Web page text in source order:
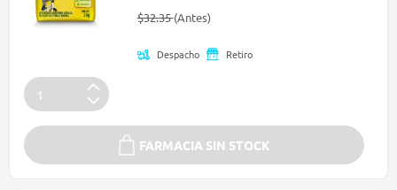
Precio reducido de
$32.35(Antes)(Oferta)
Despacho Retiro
FARMACIA SIN STOCK